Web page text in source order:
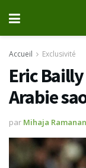
Accueil Exclusivité
Eric
Arabie
par Mihaja